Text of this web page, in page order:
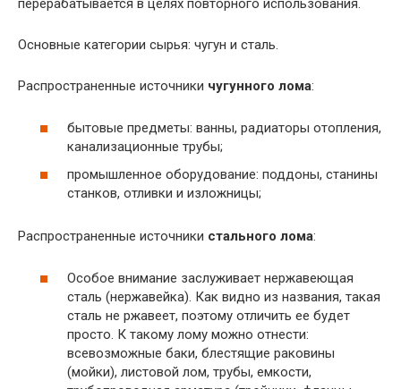
перерабатывается в целях повторного использования.
Основные категории сырья: чугун и сталь.
Распространенные источники чугунного лома:
бытовые предметы: ванны, радиаторы отопления,
канализационные трубы;
промышленное оборудование: поддоны, станины
станков, отливки и изложницы;
Распространенные источники стального лома:
Особое внимание заслуживает нержавеющая
сталь (нержавейка). Как видно из названия, такая
сталь не ржавеет, поэтому отличить ее будет
просто. К такому лому можно отнести:
всевозможные баки, блестящие раковины
(мойки), листовой лом, трубы, емкости,